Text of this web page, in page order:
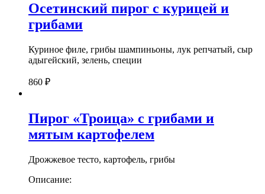
Осетинский пирог с курицей и
грибами
Куриное филе, грибы шампиньоны, лук репчатый, сыр
адыгейский, зелень, специи
860 ₽
Пирог «Троица» с грибами и
мятым картофелем
Дрожжевое тесто, картофель, грибы
Описание: